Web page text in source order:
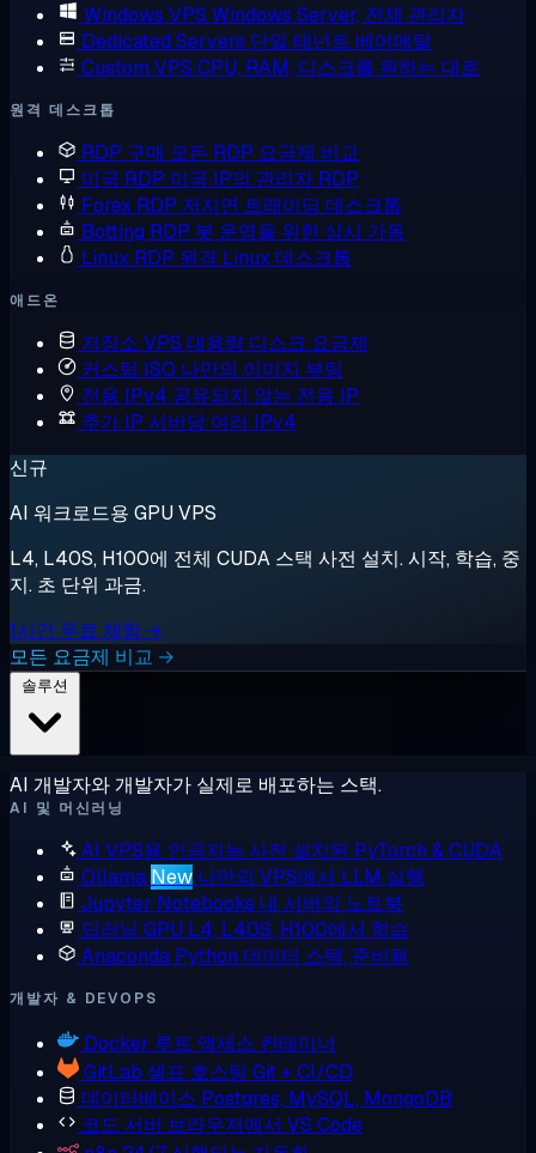
Windows VPS Windows Server, 전체 관리자
Dedicated Servers 단일 테넌트 베어메탈
Custom VPS CPU, RAM, 디스크를 원하는 대로
원격 데스크톱
RDP 구매 모든 RDP 요금제 비교
미국 RDP 미국 IP의 관리자 RDP
Forex RDP 저지연 트레이딩 데스크톱
Botting RDP 봇 운영을 위한 상시 가동
Linux RDP 원격 Linux 데스크톱
애드온
저장소 VPS 대용량 디스크 요금제
커스텀 ISO 나만의 이미지 부팅
전용 IPv4 공유되지 않는 전용 IP
추가 IP 서버당 여러 IPv4
신규
AI 워크로드용 GPU VPS
L4, L40S, H100에 전체 CUDA 스택 사전 설치. 시작, 학습, 중
지. 초 단위 과금.
1시간 무료 체험 →
모든 요금제 비교 →
AI 개발자와 개발자가 실제로 배포하는 스택.
AI 및 머신러닝
AI VPS용 인공지능 사전 설치된 PyTorch & CUDA
Ollama New 나만의 VPS에서 LLM 실행
Jupyter Notebooks 내 서버의 노트북
딥러닝 GPU L4, L40S, H100에서 학습
Anaconda Python 데이터 스택, 준비됨
개발자 & DEVOPS
Docker 루트 액세스 컨테이너
GitLab 셀프 호스팅 Git + CI/CD
데이터베이스 Postgres, MySQL, MongoDB
코드 서버 브라우저에서 VS Code